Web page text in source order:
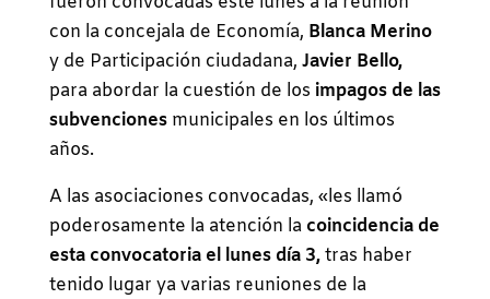
con la concejala de Economía, Blanca Merino
y de Participación ciudadana, Javier Bello,
para abordar la cuestión de los impagos de las
subvencionesmunicipales en los últimos
años.
A las asociaciones convocadas, «les llamó
poderosamente la atención la coincidencia de
esta convocatoria el lunes día 3,tras haber
tenido lugar ya varias reuniones de la